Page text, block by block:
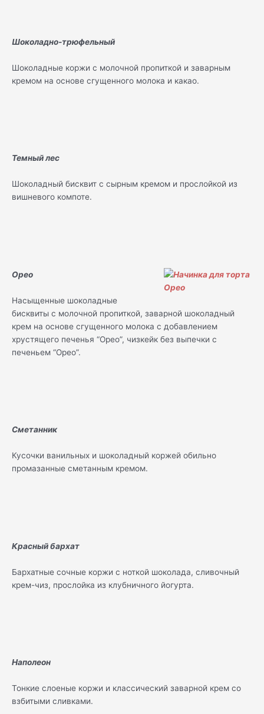
Шоколадно-трюфельный
Шоколадные коржи с молочной пропиткой и заварным
кремом на основе сгущенного молока и какао.
Темный лес
Шоколадный бисквит с сырным кремом и прослойкой из
вишневого компоте.
Орео
Насыщенные шоколадные
бисквиты с молочной пропиткой, заварной шоколадный
крем на основе сгущенного молока с добавлением
хрустящего печенья “Орео”, чизкейк без выпечки с
печеньем “Орео”.
Сметанник
Кусочки ванильных и шоколадный коржей обильно
промазанные сметанным кремом.
Красный бархат
Бархатные сочные коржи с ноткой шоколада, сливочный
крем-чиз, прослойка из клубничного йогурта.
Наполеон
Тонкие слоеные коржи и классический заварной крем со
взбитыми сливками.